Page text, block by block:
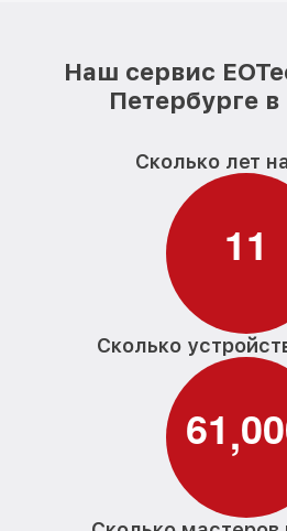
Наш сервис
Петербурге
Сколько лет
11
Сколько
61,00